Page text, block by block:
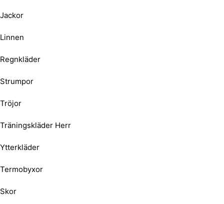
Jackor
Linnen
Regnkläder
Strumpor
Tröjor
Träningskläder Herr
Ytterkläder
Termobyxor
Skor